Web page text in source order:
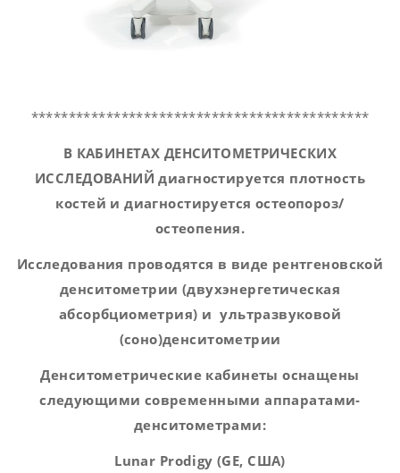
*********************************************
В КАБИНЕТАХ ДЕНСИТОМЕТРИЧЕСКИХ
ИССЛЕДОВАНИЙ диагностируется плотность
костей и диагностируется остеопороз/
остеопения.
Исследования проводятся в виде рентгеновской
денситометрии (двухэнергетическая
абсорбциометрия) и ультразвуковой
(соно)денситометрии
Денситометрические кабинеты оснащены
следующими современными аппаратами-
денситометрами:
Lunar Prodigy (GE, США)